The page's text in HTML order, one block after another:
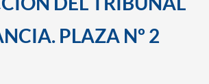
PLAZA Nº 2